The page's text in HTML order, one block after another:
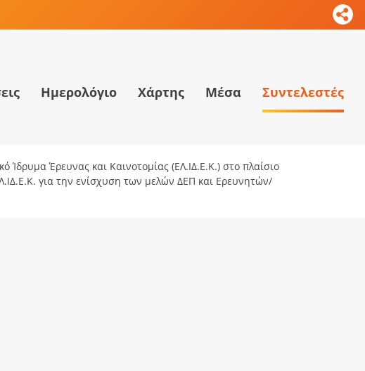
Ημερολόγιο Χάρτης Μέσα Συντελεστές
Ίδρυμα Έρευνας και Καινοτομίας (ΕΛ.ΙΔ.Ε.Κ.) στο πλαίσιο
για την ενίσχυση των μελών ΔΕΠ και Ερευνητών/